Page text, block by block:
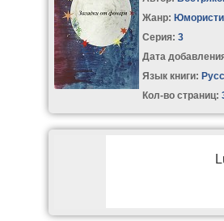
Жанр:
Серия:3
Дата
Язык книги:
Кол-во страниц: